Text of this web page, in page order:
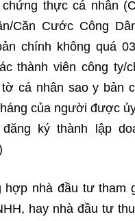
thực cá nhân
Căn Cước Công
chính không quá
thành viên công ty/
cá nhân sao y bản
của người được
ký thành lập
nhà đầu tư tham
hay nhà đầu tư